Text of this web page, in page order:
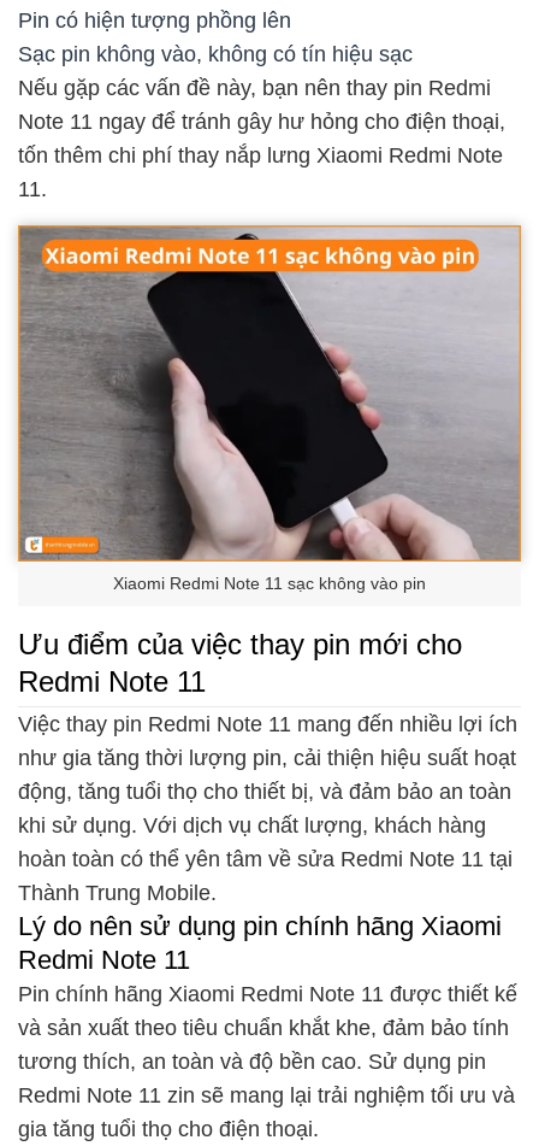
Pin có hiện tượng phồng lên
Sạc pin không vào, không có tín hiệu sạc
Nếu gặp các vấn đề này, bạn nên thay pin Redmi
Note 11 ngay để tránh gây hư hỏng cho điện thoại,
tốn thêm chi phí thay nắp lưng Xiaomi Redmi Note
11.
Xiaomi Redmi Note 11 sạc không vào pin
Ưu điểm của việc thay pin mới cho
Redmi Note 11
Việc thay pin Redmi Note 11 mang đến nhiều lợi ích
như gia tăng thời lượng pin, cải thiện hiệu suất hoạt
động, tăng tuổi thọ cho thiết bị, và đảm bảo an toàn
khi sử dụng. Với dịch vụ chất lượng, khách hàng
hoàn toàn có thể yên tâm về sửa Redmi Note 11 tại
Thành Trung Mobile.
Lý do nên sử dụng pin chính hãng Xiaomi
Redmi Note 11
Pin chính hãng Xiaomi Redmi Note 11 được thiết kế
và sản xuất theo tiêu chuẩn khắt khe, đảm bảo tính
tương thích, an toàn và độ bền cao. Sử dụng pin
Redmi Note 11 zin sẽ mang lại trải nghiệm tối ưu và
gia tăng tuổi thọ cho điện thoại.